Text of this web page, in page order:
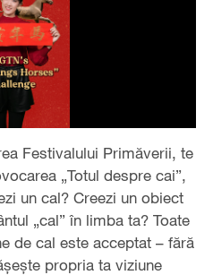
Festivalului Primăverii, te
„Totul despre cai”,
un cal? Creezi un obiect
„cal” în limba ta? Toate
de cal este acceptat – fără
propria ta viziune